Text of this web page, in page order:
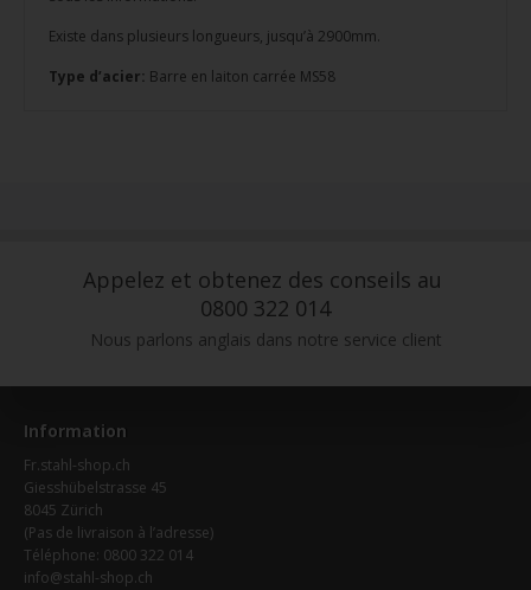
Existe dans plusieurs longueurs, jusqu’à 2900mm.
Type d’acier: Barre en laiton carrée MS58
Appelez et obtenez des conseils au
0800 322 014
Nous parlons anglais dans notre service client
Information
Fr.stahl-shop.ch
Giesshübelstrasse 45
8045 Zürich
(Pas de livraison à l’adresse)
Téléphone: 0800 322 014
info@stahl-shop.ch